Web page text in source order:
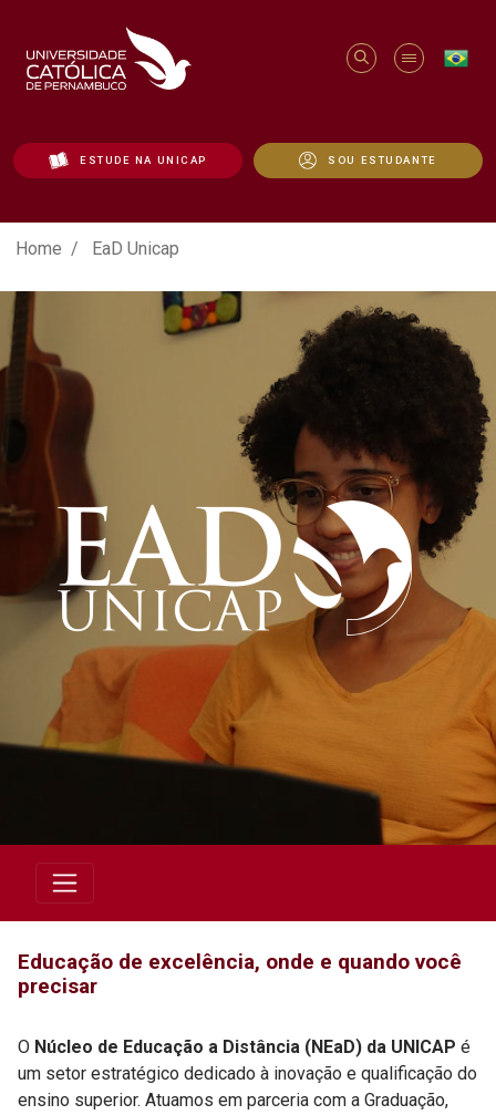
ESTUDE NA UNICAP SOU ESTUDANTE
EaD Unicap - Unicap
Home EaD Unicap
Educação de excelência, onde e quando você
precisar
O Núcleo de Educação a Distância (NEaD) da UNICAP é
um setor estratégico dedicado à inovação e qualificação do
ensino superior. Atuamos em parceria com a Graduação,